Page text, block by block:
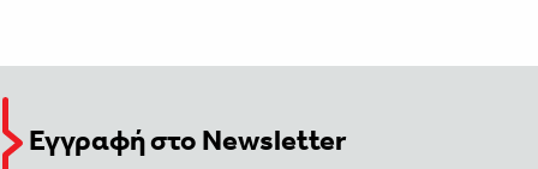
Εγγραφή στο Newsletter